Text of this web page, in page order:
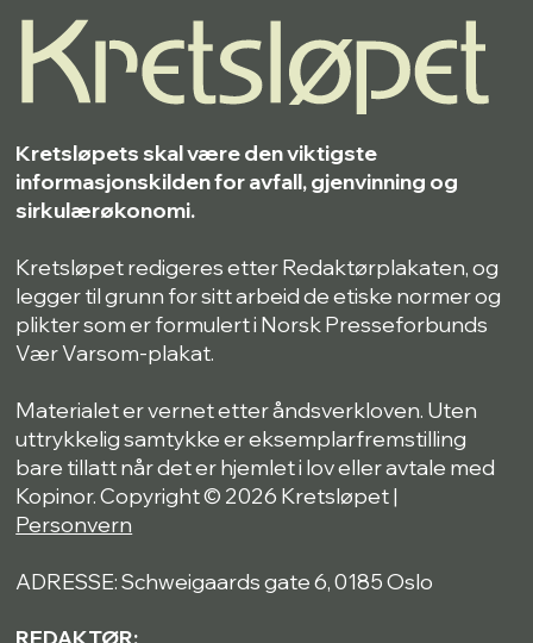
Kretsløpets skal være den viktigste
informasjonskilden for avfall, gjenvinning og
sirkulærøkonomi.
Kretsløpet redigeres etter Redaktørplakaten, og
legger til grunn for sitt arbeid de etiske normer og
plikter som er formulert i Norsk Presseforbunds
Vær Varsom-plakat.
Materialet er vernet etter åndsverkloven. Uten
uttrykkelig samtykke er eksemplarfremstilling
bare tillatt når det er hjemlet i lov eller avtale med
Kopinor. Copyright © 2026 Kretsløpet |
Personvern
ADRESSE: Schweigaards gate 6, 0185 Oslo
REDAKTØR: